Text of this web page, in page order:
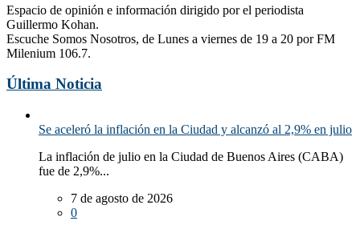
Espacio de opinión e información dirigido por el periodista
Guillermo Kohan.
Escuche Somos Nosotros, de Lunes a viernes de 19 a 20 por FM
Milenium 106.7.
Última Noticia
Se aceleró la inflación en la Ciudad y alcanzó al 2,9% en julio
La inflación de julio en la Ciudad de Buenos Aires (CABA)
fue de 2,9%...
7 de agosto de 2026
0